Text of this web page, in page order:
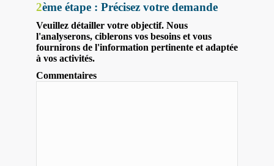
2ème étape : Précisez votre demande
Veuillez détailler votre objectif. Nous
l'analyserons, ciblerons vos besoins et vous
fournirons de l'information pertinente et adaptée
à vos activités.
Commentaires